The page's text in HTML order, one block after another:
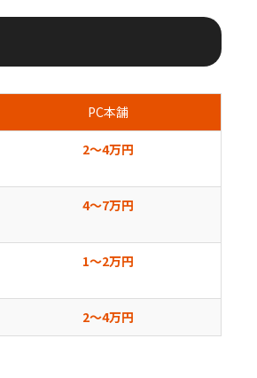
PC本舗
2〜4万円
4〜7万円
1〜2万円
2〜4万円